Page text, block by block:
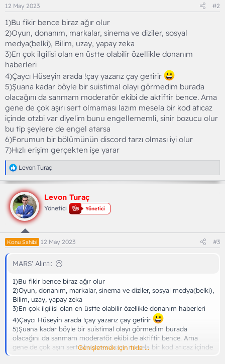
12 May 2023 #2
1)Bu fikir bence biraz ağır olur
2)Oyun, donanım, markalar, sinema ve diziler, sosyal
medya(belki), Bilim, uzay, yapay zeka
3)En çok ilgilisi olan en üstte olabilir özellikle donanım
haberleri
4)Çaycı Hüseyin arada !çay yazarız çay getirir
5)Şuana kadar böyle bir suistimal olayı görmedim burada
olacağını da sanmam moderatör ekibi de aktiftir bence. Ama
gene de çok aşırı sert olmaması lazım mesela bir kod atıcaz
içinde otzbi var diyelim bunu engellememli, sinir bozucu olur
bu tip şeylere de engel atarsa
6)Forumun bir bölümünün discord tarzı olması iyi olur
7)Hızlı erişim gerçekten işe yarar
T
e
p
k
i
l
e
r
:
Levon Turaç
Levon Turaç
Yönetici Yönetici
Konu Sahibi 12 May 2023 #3
MARS' Alıntı:
1)Bu fikir bence biraz ağır olur
2)Oyun, donanım, markalar, sinema ve diziler, sosyal medya(belki),
Bilim, uzay, yapay zeka
3)En çok ilgilisi olan en üstte olabilir özellikle donanım haberleri
4)Çaycı Hüseyin arada !çay yazarız çay getirir
5)Şuana kadar böyle bir suistimal olayı görmedim burada
olacağını da sanmam moderatör ekibi de aktiftir bence. Ama
gene de çok aşırı sert olmaması lazım mesela bir kod atıcaz içinde
Genişletmek için tıkla ...